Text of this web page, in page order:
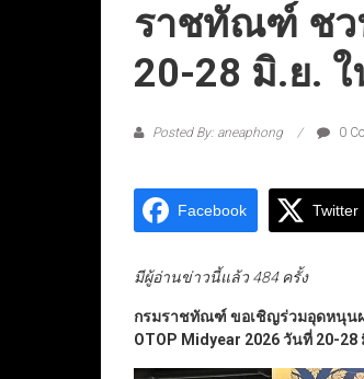
ราชทัณฑ์ ช
20-28 มิ.ย. ใ
Posted By: aneaphong 0
Facebook Twitter
มีผู้อ่านข่าวนี้แล้ว 484 ครั้ง
กรมราชทัณฑ์ ขอเชิญร่วมอุดหนุน
OTOP Midyear 2026วันที่ 20-28